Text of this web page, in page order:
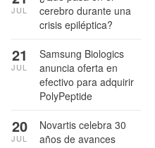
cerebro durante una
crisis epiléptica?
JUL
Samsung Biologics
anuncia oferta en
efectivo para adquirir
PolyPeptide
21
JUL
Novartis celebra 30
años de avances
20
JUL